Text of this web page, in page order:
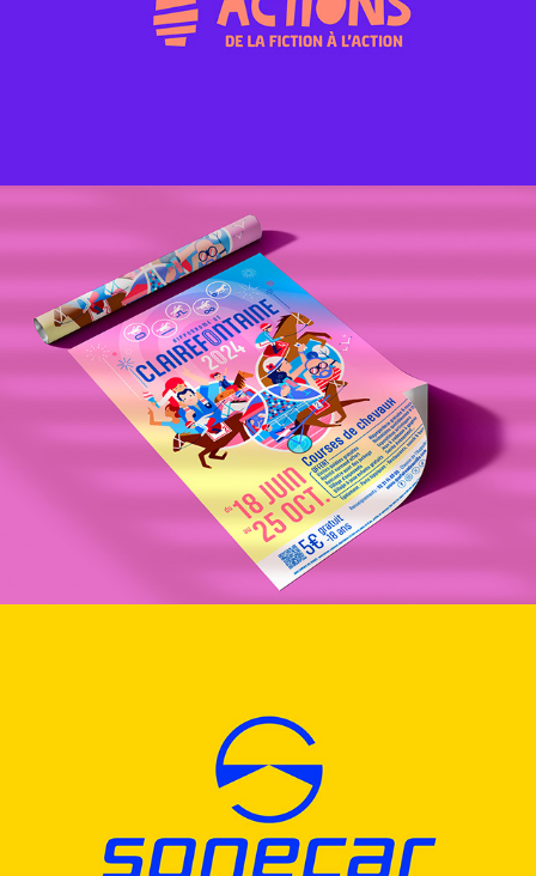
HIPPODROME CLAIREFONTANE DEAUVILLE 2024
SONECAR